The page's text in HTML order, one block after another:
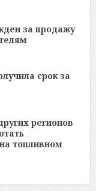
за продажу
срок за
регионов
топливном